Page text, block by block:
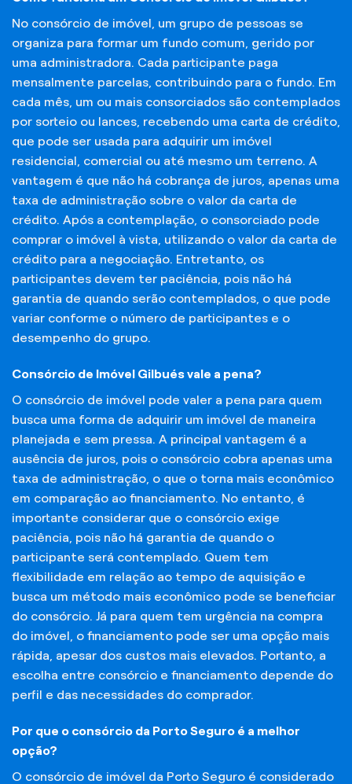
No consórcio de imóvel, um grupo de pessoas se
organiza para formar um fundo comum, gerido por
uma administradora. Cada participante paga
mensalmente parcelas, contribuindo para o fundo. Em
cada mês, um ou mais consorciados são contemplados
por sorteio ou lances, recebendo uma carta de crédito,
que pode ser usada para adquirir um imóvel
residencial, comercial ou até mesmo um terreno. A
vantagem é que não há cobrança de juros, apenas uma
taxa de administração sobre o valor da carta de
crédito. Após a contemplação, o consorciado pode
comprar o imóvel à vista, utilizando o valor da carta de
crédito para a negociação. Entretanto, os
participantes devem ter paciência, pois não há
garantia de quando serão contemplados, o que pode
variar conforme o número de participantes e o
desempenho do grupo.
Consórcio de Imóvel Gilbués vale a pena?
O consórcio de imóvel pode valer a pena para quem
busca uma forma de adquirir um imóvel de maneira
planejada e sem pressa. A principal vantagem é a
ausência de juros, pois o consórcio cobra apenas uma
taxa de administração, o que o torna mais econômico
em comparação ao financiamento. No entanto, é
importante considerar que o consórcio exige
paciência, pois não há garantia de quando o
participante será contemplado. Quem tem
flexibilidade em relação ao tempo de aquisição e
busca um método mais econômico pode se beneficiar
do consórcio. Já para quem tem urgência na compra
do imóvel, o financiamento pode ser uma opção mais
rápida, apesar dos custos mais elevados. Portanto, a
escolha entre consórcio e financiamento depende do
perfil e das necessidades do comprador.
Por que o consórcio da Porto Seguro é a melhor
opção?
O consórcio de imóvel da Porto Seguro é considerado